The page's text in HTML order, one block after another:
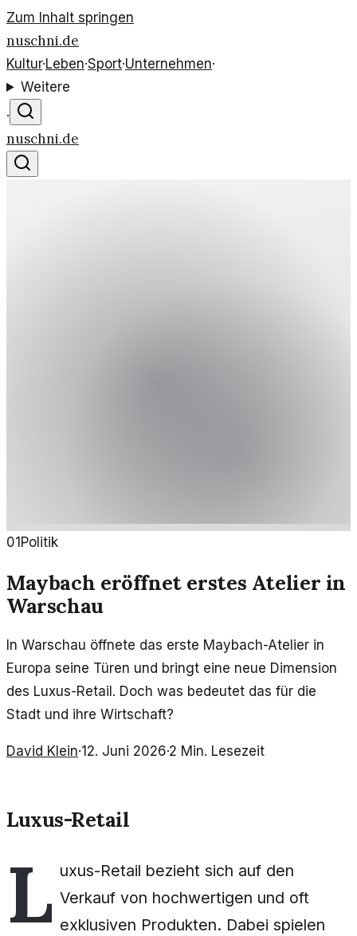
Zum Inhalt springen
nuschni.de
Kultur·Leben·Sport·Unternehmen·
Weitere
·
nuschni.de
01 Politik
Maybach eröffnet erstes Atelier in
Warschau
In Warschau öffnete das erste Maybach-Atelier in
Europa seine Türen und bringt eine neue Dimension
des Luxus-Retail. Doch was bedeutet das für die
Stadt und ihre Wirtschaft?
David Klein·12. Juni 2026·2 Min. Lesezeit
Luxus-Retail
L uxus-Retail bezieht sich auf den
Verkauf von hochwertigen und oft
exklusiven Produkten. Dabei spielen